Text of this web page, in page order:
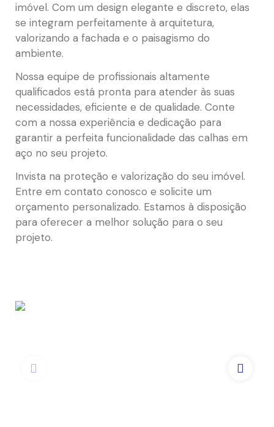
imóvel. Com um design elegante e discreto, elas
se integram perfeitamente à arquitetura,
valorizando a fachada e o paisagismo do
ambiente.
Nossa equipe de profissionais altamente
qualificados está pronta para atender às suas
necessidades, eficiente e de qualidade. Conte
com a nossa experiência e dedicação para
garantir a perfeita funcionalidade das calhas em
aço no seu projeto.
Invista na proteção e valorização do seu imóvel.
Entre em contato conosco e solicite um
orçamento personalizado. Estamos à disposição
para oferecer a melhor solução para o seu
projeto.